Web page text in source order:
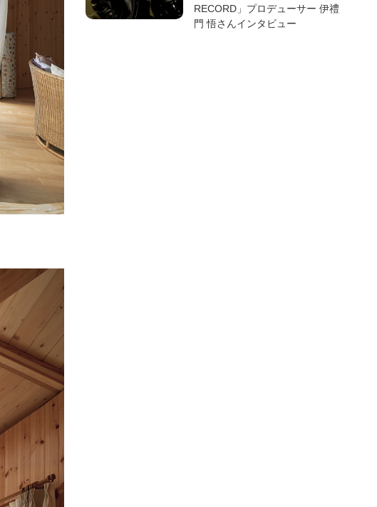
RECORD」プロデューサー 伊禮
門 悟さんインタビュー